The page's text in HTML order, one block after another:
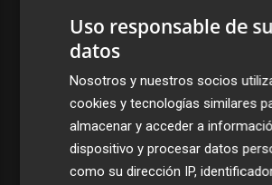
Uso responsable de
datos
Nosotros y nuestros socios
cookies y tecnologías similares
almacenar y acceder a
dispositivo y procesar datos
como su dirección IP,